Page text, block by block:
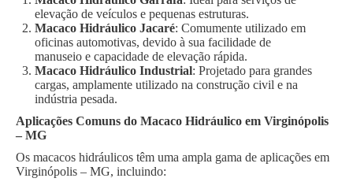
elevação de veículos e pequenas estruturas.
Macaco Hidráulico Jacaré: Comumente utilizado em
oficinas automotivas, devido à sua facilidade de
manuseio e capacidade de elevação rápida.
Macaco Hidráulico Industrial: Projetado para grandes
cargas, amplamente utilizado na construção civil e na
indústria pesada.
Aplicações Comuns do Macaco Hidráulico em Virginópolis
– MG
Os macacos hidráulicos têm uma ampla gama de aplicações em
Virginópolis – MG, incluindo: